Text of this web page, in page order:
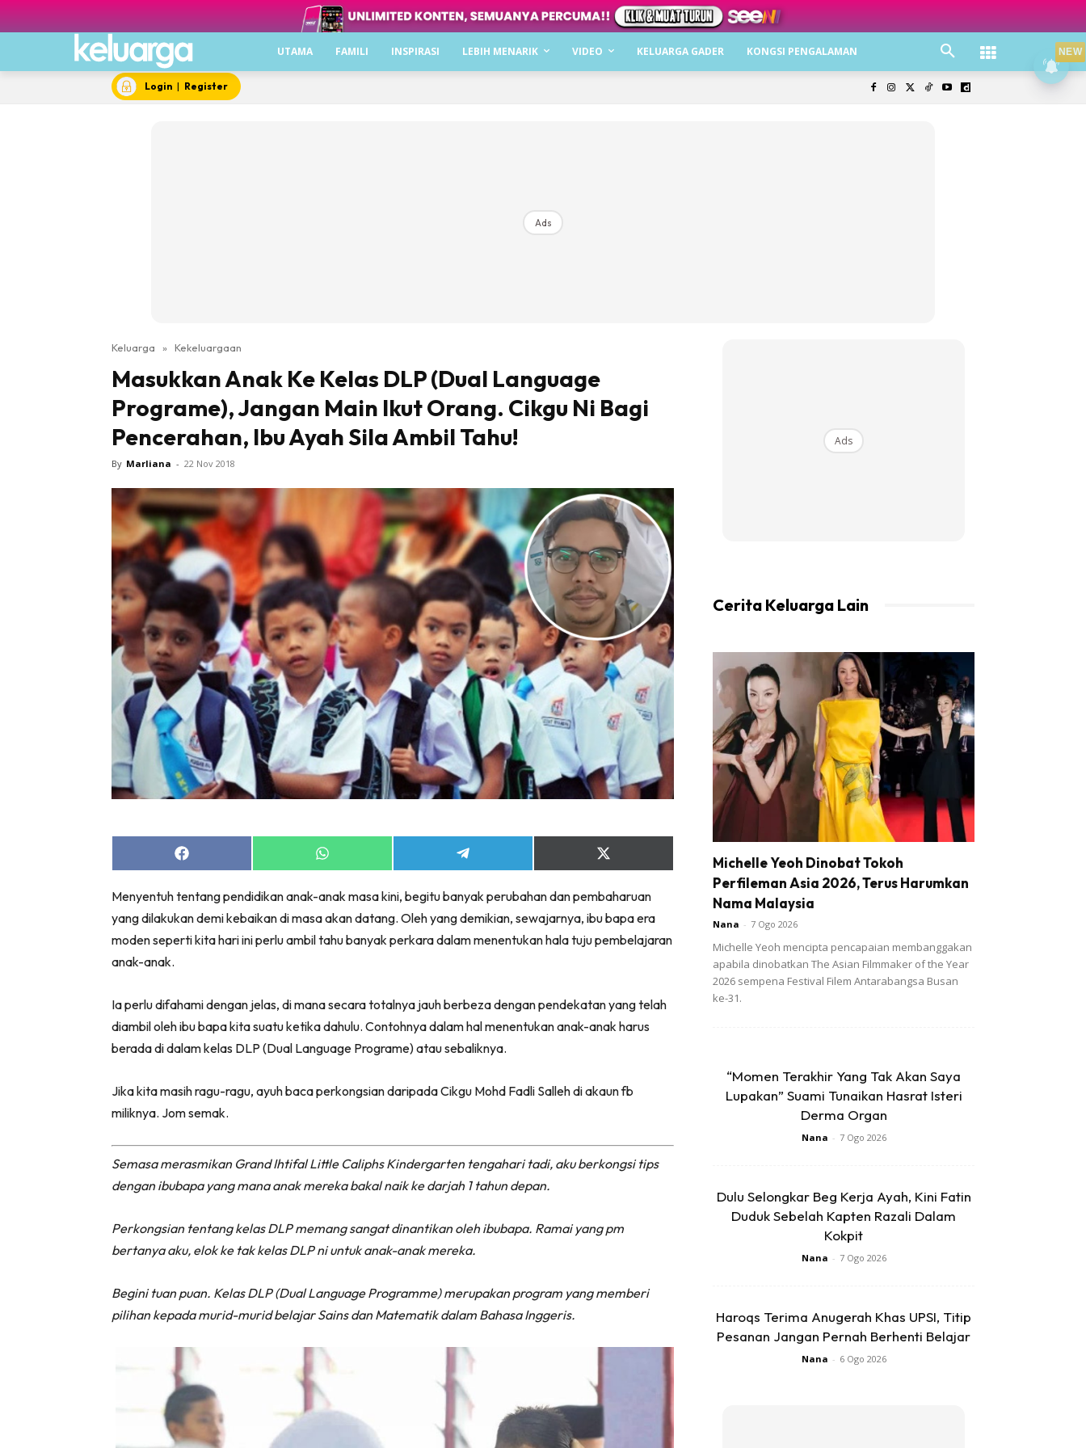
UTAMA FAMILI INSPIRASI LEBIH MENARIK VIDEO KELUARGA GADER KONGSI PENGALAMAN
Login | Register
Ads
Keluarga » Kekeluargaan
Masukkan Anak Ke Kelas DLP (Dual Language
Programe), Jangan Main Ikut Orang. Cikgu Ni Bagi
Pencerahan, Ibu Ayah Sila Ambil Tahu!
By Marliana - 22 Nov 2018
Share
on
Share
on
Share
on
Share
on
(Twitter)
Menyentuh tentang pendidikan anak-anak masa kini, begitu banyak perubahan dan pembaharuan
yang dilakukan demi kebaikan di masa akan datang. Oleh yang demikian, sewajarnya, ibu bapa era
moden seperti kita hari ini perlu ambil tahu banyak perkara dalam menentukan hala tuju pembelajaran
anak-anak.
Iaperlu difahami dengan jelas, di mana secara totalnya jauh berbeza dengan pendekatan yang telah
diambil oleh ibu bapa kita suatu ketika dahulu. Contohnya dalam hal menentukan anak-anak harus
berada di dalam kelas DLP (Dual Language Programe) atau sebaliknya.
Jika kita masih ragu-ragu, ayuh baca perkongsian daripada Cikgu Mohd Fadli Salleh di akaun fb
miliknya. Jom semak.
Semasa merasmikan Grand Ihtifal Little Caliphs Kindergarten tengahari tadi, aku berkongsi tips
dengan ibubapa yang mana anak mereka bakal naik ke darjah 1 tahun depan.
Perkongsian tentang kelas DLP memang sangat dinantikan oleh ibubapa. Ramai yang pm
bertanya aku, elok ke tak kelas DLP ni untuk anak-anak mereka.
Begini tuan puan. Kelas DLP (Dual Language Programme) merupakan program yang memberi
pilihan kepada murid-murid belajar Sains dan Matematik dalam Bahasa Inggeris.
Ads
Cerita Keluarga Lain
Michelle Yeoh Dinobat Tokoh
Perfileman Asia 2026, Terus Harumkan
Nama Malaysia
Nana - 7 Ogo 2026
Michelle Yeoh mencipta pencapaian membanggakan
apabila dinobatkan The Asian Filmmaker of the Year
2026 sempena Festival Filem Antarabangsa Busan
ke-31.
“Momen Terakhir Yang Tak Akan Saya
Lupakan” Suami Tunaikan Hasrat Isteri
Derma Organ
Nana - 7 Ogo 2026
Dulu Selongkar Beg Kerja Ayah, Kini Fatin
Duduk Sebelah Kapten Razali Dalam
Kokpit
Nana - 7 Ogo 2026
Haroqs Terima Anugerah Khas UPSI, Titip
Pesanan Jangan Pernah Berhenti Belajar
Nana - 6 Ogo 2026
NEW